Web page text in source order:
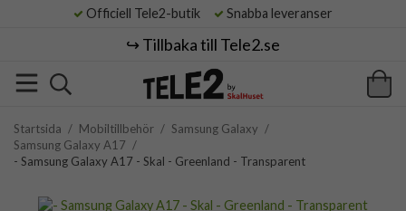
Officiell Tele2-butik Snabba leveranser
↪️ Tillbaka till Tele2.se
Startsida / Mobiltillbehör / Samsung Galaxy /
Samsung Galaxy A17 /
- Samsung Galaxy A17 - Skal - Greenland - Transparent